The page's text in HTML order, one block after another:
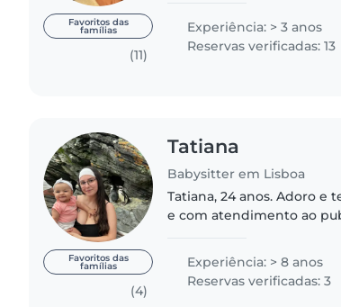
Favoritos das
famílias
(11)
Experiência: > 3 anos
Reservas verificadas: 13
Favoritos das
famílias
(4)
Tatiana
Babysitter em Lisboa
Tatiana, 24 anos. Adoro e
e com atendimento ao
tarefa que desempenhe
Experiência: > 8 anos
Reservas verificadas: 3